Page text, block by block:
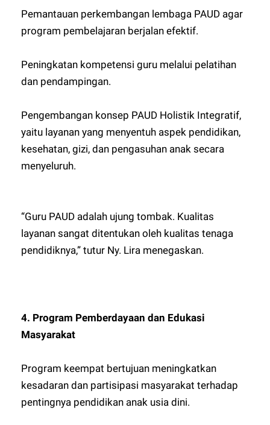
Pemantauan perkembangan lembaga PAUD agar
program pembelajaran berjalan efektif.
Peningkatan kompetensi guru melalui pelatihan
dan pendampingan.
Pengembangan konsep PAUD Holistik Integratif,
yaitu layanan yang menyentuh aspek pendidikan,
kesehatan, gizi, dan pengasuhan anak secara
menyeluruh.
“Guru PAUD adalah ujung tombak. Kualitas
layanan sangat ditentukan oleh kualitas tenaga
pendidiknya,” tutur Ny. Lira menegaskan.
4. Program Pemberdayaan dan Edukasi
Masyarakat
Program keempat bertujuan meningkatkan
kesadaran dan partisipasi masyarakat terhadap
pentingnya pendidikan anak usia dini.